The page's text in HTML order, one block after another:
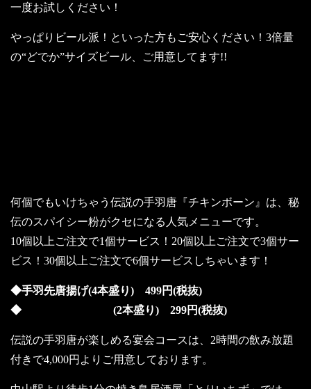
一度お試しください！
やっぱりビール派！といった方もご安心ください！3倍量
の“どでか”サイズビール、ご用意してます!!
何個でもいけちゃう伝説の手羽唐『チキンボーン』は、秘
伝のスパイシー粉がクセになる人気メニューです。
10個以上ご注文で1個サービス！20個以上ご注文で3個サー
ビス！30個以上ご注文で6個サービスしちゃいます！
◆手羽先唐揚げ(4本盛り) 499円(税抜)
◆ (2本盛り) 299円(税抜)
伝説の手羽唐が楽しめる宴会コースは、2時間の飲み放題
付きで4,000円よりご用意しております。